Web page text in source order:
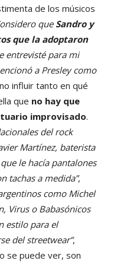
de los músicos
queSandro y
que la adoptaron
entrevisté para mi
a Presley como
influir tanto en qué
que no hay que
improvisado.
del rock
Martínez, baterista
le hacía pantalones
tachas a medida”,
como Michel
Virus o Babasónicos
estilo para el
del streetwear”,
se puede ver, son